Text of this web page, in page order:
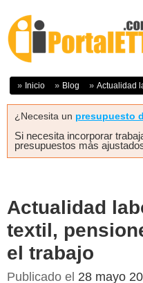
Inicio Blog Actualidad
¿Necesita un presupuesto
Si necesita incorporar
presupuestos más
Actualidad
textil,
el trabajo
Publicado el 28 mayo